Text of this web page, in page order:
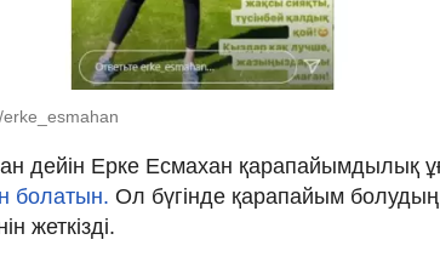
дейін Ерке Есмахан қарапайымдылық
болатын. Ол бүгінде қарапайым
жеткізді.